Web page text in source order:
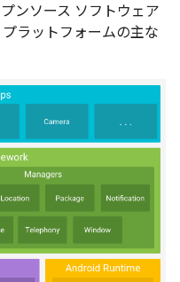
ンソース ソフトウェア
ラットフォームの主な